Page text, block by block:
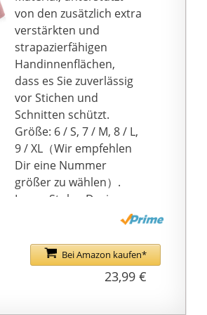
Details der
Gartenhandschuhe:
Verlängerte
Ellenbogenlänge – 21
cm; verstärkte
pannensichere
Handfläche und
Fingerspitzen;
hochwertiges
Schweinsleder bietet
Atmungsaktivität und
Komfort, hält Ihre
Vielfältige
Einsatzmöglichkeiten:
von den zusätzlich extra
verstärkten und
strapazierfähigen
Handinnenflächen,
dass es Sie zuverlässig
vor Stichen und
Schnitten schützt.
Größe: 6 / S, 7 / M, 8 / L,
9 / XL（Wir empfehlen
Dir eine Nummer
größer zu wählen）.
Lange Stulpe Design:
Ellenbogen, verhindert
das Eindringen von
Erde, Schmutz, Dornen
Bei Amazon kaufen*
23,99 €